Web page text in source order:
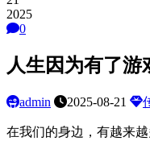
2025
0
人生因为有了游
admin 2025-08-21
在我们的身边，有越来